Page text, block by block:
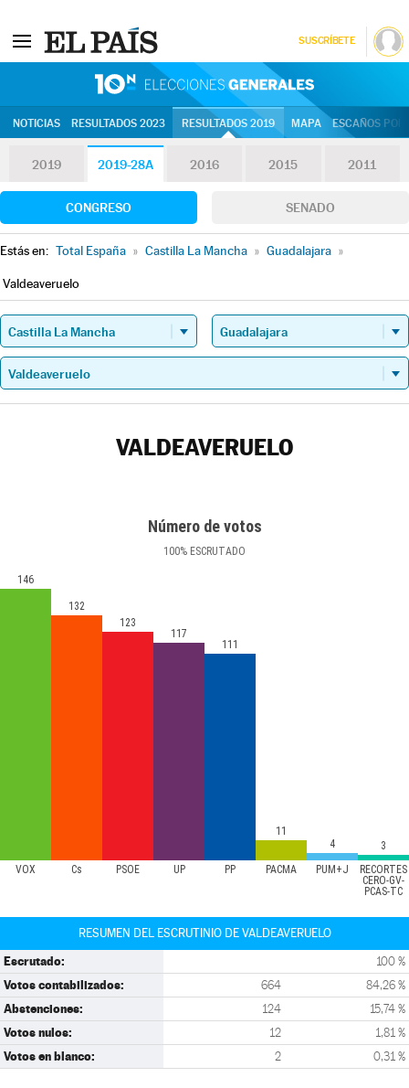
SUSCRÍBETE
NOTICIAS RESULTADOS 2023 RESULTADOS 2019 MAPA ESCAÑOS
2019 2019-28A 2016 2015 2011
CONGRESO SENADO
Estás en: Total España » Castilla La Mancha » Guadalajara »
Valdeaveruelo
VALDEAVERUELO
Número de votos
100% ESCRUTADO
VOX Cs PSOE UP PP PACMA PUM+J
RECORTES
CERO-GV-
PCAS-TC
146
132
123
117
111
11
4
3
RESUMEN DEL ESCRUTINIO DE VALDEAVERUELO
Escrutado: 100 %
Votos contabilizados: 664 84,26 %
Abstenciones: 124 15,74 %
Votos nulos: 12 1,81 %
Votos en blanco: 2 0,31 %